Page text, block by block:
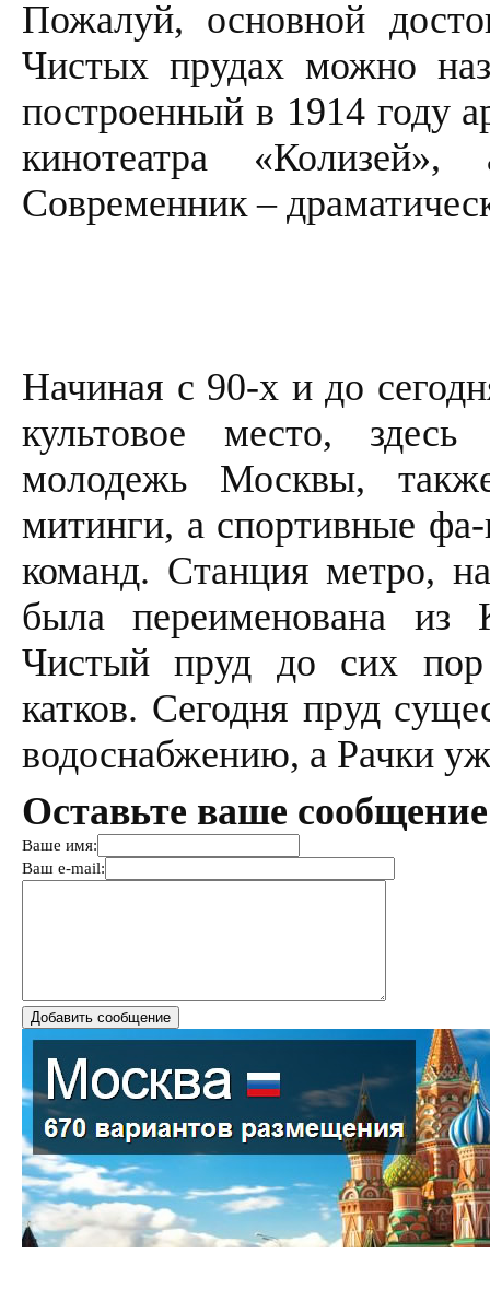
Пожалуй, основной
Чистых прудах можно
построенный в 1914 году
кинотеатра
Современник –
Начиная с 90-х и до
культовое место, здесь
молодежь Москвы,
митинги, а спортивные
команд. Станция метро,
была переименована из
Чистый пруд до сих пор
катков. Сегодня пруд
водоснабжению, а Рачки
Оставьте ваше
Ваше имя:
Ваш e-mail: